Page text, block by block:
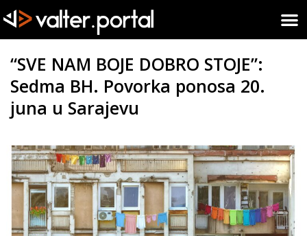
“SVE NAM BOJE DOBRO STOJE”:
Sedma BH. Povorka ponosa 20.
juna u Sarajevu